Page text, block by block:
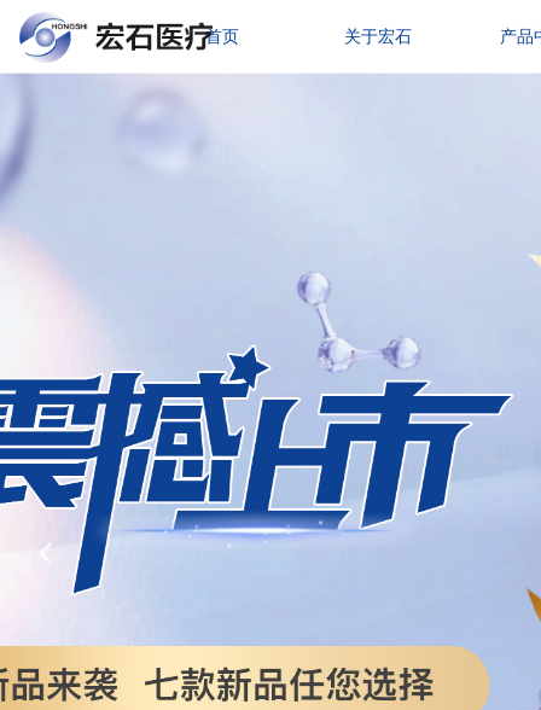
넳
首页 关于宏石 产品